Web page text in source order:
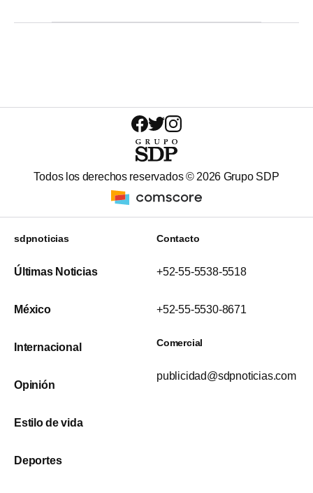
Todos los derechos reservados © 2026 Grupo SDP
sdpnoticias
Últimas Noticias
México
Internacional
Opinión
Estilo de vida
Deportes
Contacto
+52-55-5538-5518
+52-55-5530-8671
Comercial
publicidad@sdpnoticias.com